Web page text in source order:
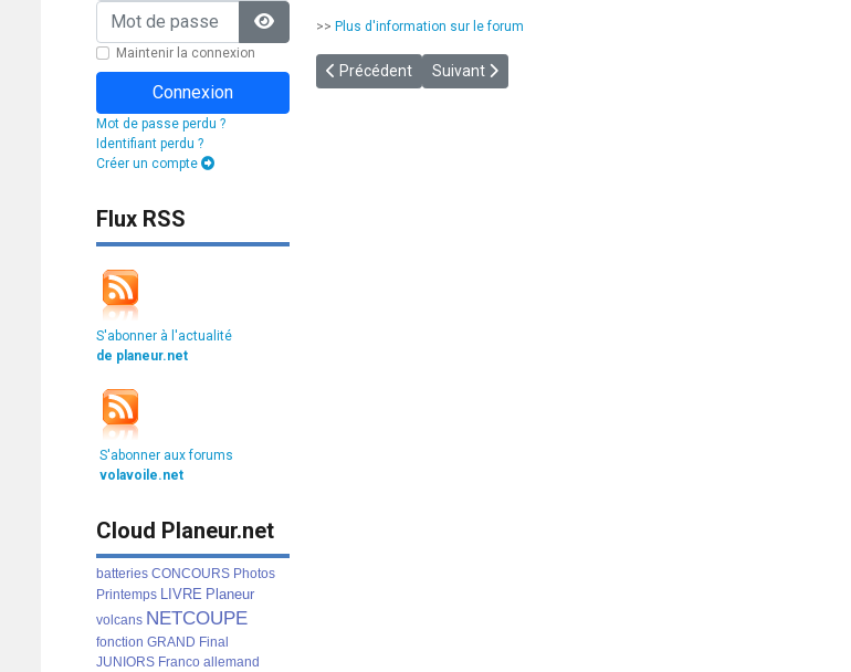
Mot de passe
Afficher le mot de passe
Maintenir la connexion
Connexion
Mot de passe perdu ?
Identifiant perdu ?
Créer un compte
Flux RSS
S'abonner à l'actualité
de planeur.net
S'abonner aux forums
volavoile.net
Cloud Planeur.net
batteries CONCOURS Photos
Printemps LIVRE Planeur
volcans NETCOUPE
fonction GRAND Final
JUNIORS Franco allemand
>> Plus d'information sur le forum
Article précédent : [2022] Joyeuses fêtes
Précédent Article suivant : [NETCOUPE] Vol en concours / Vol "comme
Suivant